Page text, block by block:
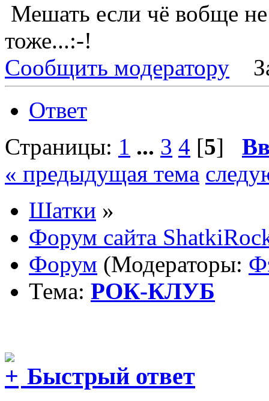
Мешать если чё вобще
тоже...:-!
Сообщить модератору
Ответ
Страницы: 1 ... 3 4 [5]
« предыдущая тема
Шатки »
Форум сайта
Форум (Модераторы:
Тема: РОК-КЛУБ
Быстрый ответ